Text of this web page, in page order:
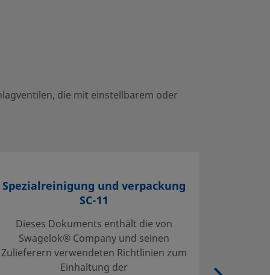
die mit einstellbarem oder
Spezialreinigung und verpackung
SC-11
Dieses Dokuments enthält die von
Swagelok® Company und seinen
Zulieferern verwendeten Richtlinien zum
Einhaltung der